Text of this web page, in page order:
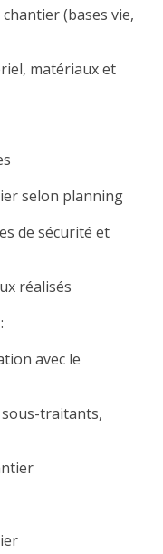
(bases vie,
matériaux et
selon planning
de sécurité et
réalisés
avec le
sous-traitants,